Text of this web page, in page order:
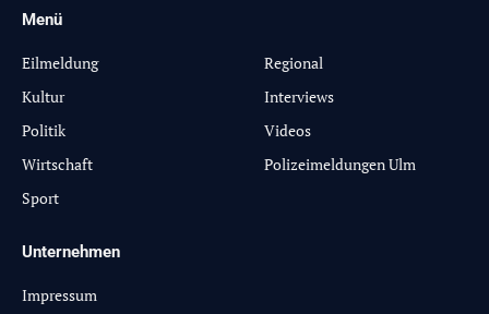
Menü
Eilmeldung
Kultur
Politik
Wirtschaft
Sport
Regional
Interviews
Videos
Polizeimeldungen Ulm
Unternehmen
Impressum